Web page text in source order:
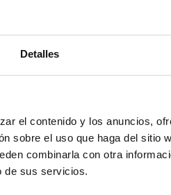
Detalles
el contenido y los anuncios,
sobre el uso que haga del sitio
combinarla con otra
de sus servicios.